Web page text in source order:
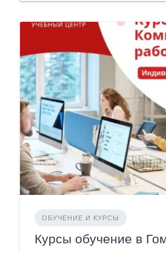
ОБУЧЕНИЕ И КУРСЫ
Курсы обучение в